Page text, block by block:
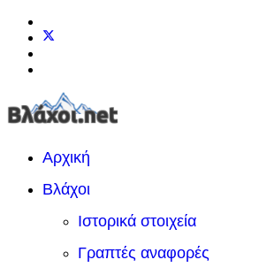
Αρχική
Βλάχοι
Ιστορικά στοιχεία
Γραπτές αναφορές